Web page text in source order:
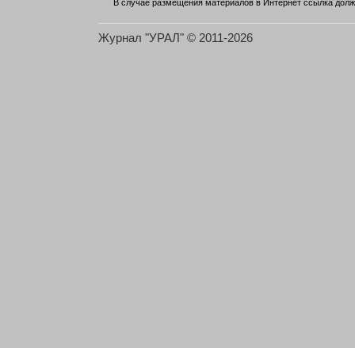
В случае размещения материалов в Интернет ссылка
Журнал "УРАЛ" © 2011-2026